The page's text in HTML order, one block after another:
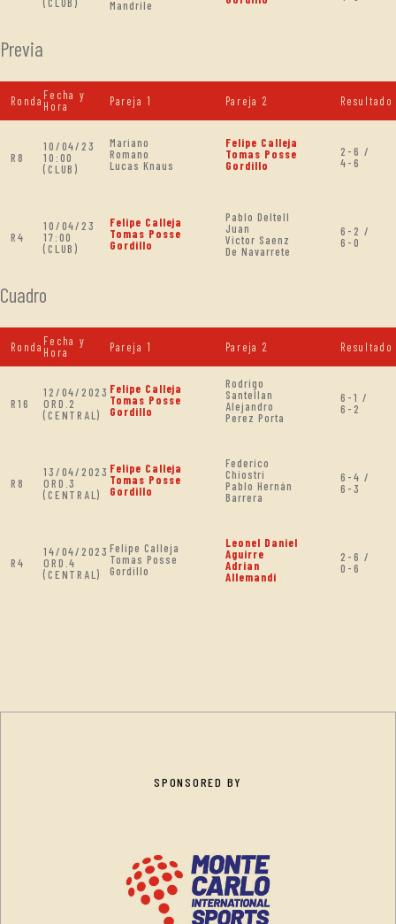
Mandrile
Previa
Ronda Fecha y
Hora
Pareja 1 Pareja 2 Resultado
R8
10/04/23
10:00
(CLUB)
Mariano
Romano
Lucas Knaus
Felipe Calleja
Tomas Posse
Gordillo
2-6 /
4-6
R4
10/04/23
17:00
(CLUB)
Felipe Calleja
Tomas Posse
Gordillo
Pablo Deltell
Juan
Victor Saenz
De Navarrete
6-2 /
6-0
Cuadro
Ronda Fecha y
Hora
Pareja 1 Pareja 2 Resultado
R16
12/04/2023
ORD.2
(CENTRAL)
Felipe Calleja
Tomas Posse
Gordillo
Rodrigo
Santellan
Alejandro
Perez Porta
6-1 /
6-2
R8
13/04/2023
ORD.3
(CENTRAL)
Felipe Calleja
Tomas Posse
Gordillo
Federico
Chiostri
Pablo Hernán
Barrera
6-4 /
6-3
R4
14/04/2023
ORD.4
(CENTRAL)
Felipe Calleja
Tomas Posse
Gordillo
Leonel Daniel
Aguirre
Adrian
Allemandi
2-6 /
0-6
SPONSORED BY